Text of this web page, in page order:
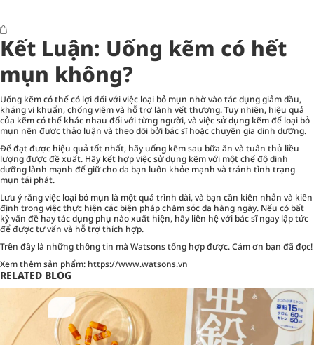
Kết Luận: Uống kẽm có hết
mụn không?
Uống kẽm có thể có lợi đối với việc loại bỏ mụn nhờ vào tác dụng giảm dầu,
kháng vi khuẩn, chống viêm và hỗ trợ lành vết thương. Tuy nhiên, hiệu quả
của kẽm có thể khác nhau đối với từng người, và việc sử dụng kẽm để loại bỏ
mụn nên được thảo luận và theo dõi bởi bác sĩ hoặc chuyên gia dinh dưỡng.
Để đạt được hiệu quả tốt nhất, hãy uống kẽm sau bữa ăn và tuân thủ liều
lượng được đề xuất. Hãy kết hợp việc sử dụng kẽm với một chế độ dinh
dưỡng lành mạnh để giữ cho da bạn luôn khỏe mạnh và tránh tình trạng
mụn tái phát.
Lưu ý rằng việc loại bỏ mụn là một quá trình dài, và bạn cần kiên nhẫn và kiên
định trong việc thực hiện các biện pháp chăm sóc da hàng ngày. Nếu có bất
kỳ vấn đề hay tác dụng phụ nào xuất hiện, hãy liên hệ với bác sĩ ngay lập tức
để được tư vấn và hỗ trợ thích hợp.
Trên đây là những thông tin mà Watsons tổng hợp được. Cảm ơn bạn đã đọc!
Xem thêm sản phẩm: https://www.watsons.vn
RELATED BLOG